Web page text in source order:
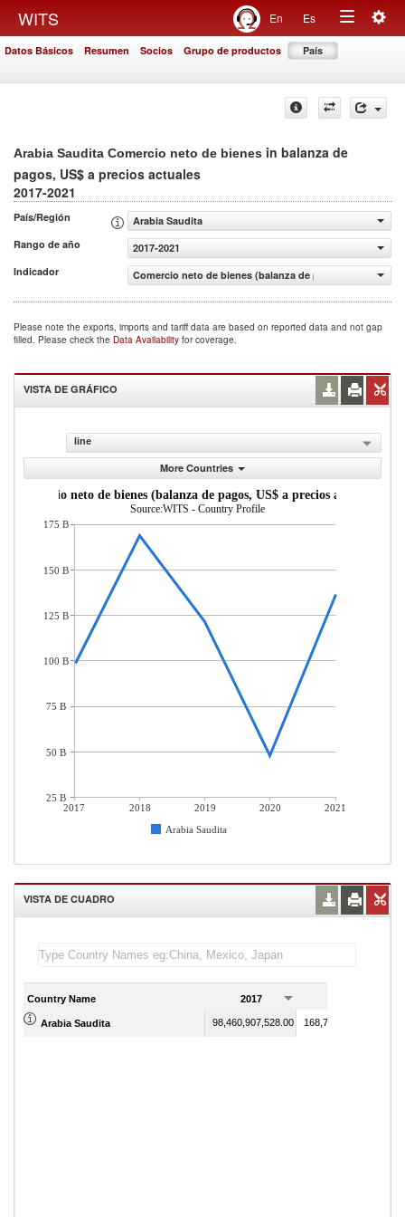
WITS En Es
Toggle
Datos Básicos Resumen Socios Grupo de productos País
Arabia Saudita Comercio neto de bienes in balanza de
pagos, US$ a precios actuales
2017-2021
País/Región
Arabia Saudita
Rango de año
2017-2021
Indicador
Comercio neto de bienes (balanza de pagos, US$ a
Please note the exports, imports and tariff data are based on reported data and not gap
filled. Please check the Data Availability for coverage.
VISTA DE GRÁFICO
line
More Countries
Comercio neto de bienes (balanza de pagos, US$ a precios actuales)
Source:WITS - Country Profile
2017 2018 2019 2020
2021
Arabia Saudita
175 B
150 B
125 B
100 B
75 B
50 B
25 B
VISTA DE CUADRO
Country Name 2017
Arabia Saudita 98,460,907,528.00 168,749,482,666.00